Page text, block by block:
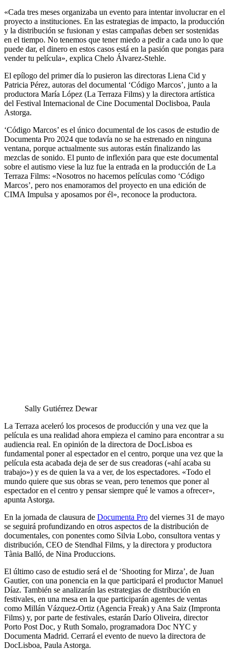
«Cada tres meses organizaba un evento para intentar involucrar en el
proyecto a instituciones. En las estrategias de impacto, la producción
y la distribución se fusionan y estas campañas deben ser sostenidas
en el tiempo. No tenemos que tener miedo a pedir a cada uno lo que
puede dar, el dinero en estos casos está en la pasión que pongas para
vender tu película», explica Chelo Álvarez-Stehle.
El epílogo del primer día lo pusieron las directoras Liena Cid y
Patricia Pérez, autoras del documental ‘Código Marcos’, junto a la
productora María López (La Terraza Films) y la directora artística
del Festival Internacional de Cine Documental Doclisboa, Paula
Astorga.
‘Código Marcos’ es el único documental de los casos de estudio de
Documenta Pro 2024 que todavía no se ha estrenado en ninguna
ventana, porque actualmente sus autoras están finalizando las
mezclas de sonido. El punto de inflexión para que este documental
sobre el autismo viese la luz fue la entrada en la producción de La
Terraza Films: «Nosotros no hacemos películas como ‘Código
Marcos’, pero nos enamoramos del proyecto en una edición de
CIMA Impulsa y aposamos por él», reconoce la productora.
Sally Gutiérrez Dewar
La Terraza aceleró los procesos de producción y una vez que la
película es una realidad ahora empieza el camino para encontrar a su
audiencia real. En opinión de la directora de DocLisboa es
fundamental poner al espectador en el centro, porque una vez que la
película esta acabada deja de ser de sus creadoras («ahí acaba su
trabajo») y es de quien la va a ver, de los espectadores. «Todo el
mundo quiere que sus obras se vean, pero tenemos que poner al
espectador en el centro y pensar siempre qué le vamos a ofrecer»,
apunta Astorga.
En la jornada de clausura de Documenta Pro del viernes 31 de mayo
se seguirá profundizando en otros aspectos de la distribución de
documentales, con ponentes como Silvia Lobo, consultora ventas y
distribución, CEO de Stendhal Films, y la directora y productora
Tània Balló, de Nina Produccions.
El último caso de estudio será el de ‘Shooting for Mirza’, de Juan
Gautier, con una ponencia en la que participará el productor Manuel
Díaz. También se analizarán las estrategias de distribución en
festivales, en una mesa en la que participarán agentes de ventas
como Millán Vázquez-Ortiz (Agencia Freak) y Ana Saiz (Impronta
Films) y, por parte de festivales, estarán Darío Oliveira, director
Porto Post Doc, y Ruth Somalo, programadora Doc NYC y
Documenta Madrid. Cerrará el evento de nuevo la directora de
DocLisboa, Paula Astorga.